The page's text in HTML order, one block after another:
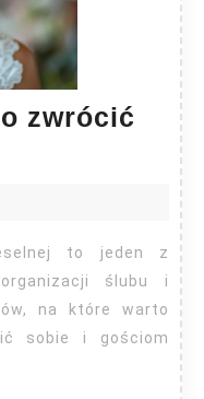
zwrócić
ślubu i
na które warto
sobie i gościom